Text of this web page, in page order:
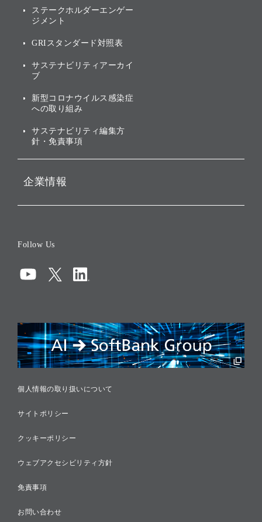
アニュアルレポート
株主・投資家情報（IR）に
サステナビリティの考え方
ガバナンス
投資先のサステナビリティ
ステークホルダーエンゲー
ジメント
GRIスタンダード対照表
サステナビリティアーカイ
ブ
新型コロナウイルス感染症
への取り組み
サステナビリティ編集方
針・免責事項
企業情報
コンプライアンス
リスクマネジメント
税務に対する取り組み
採用情報
Follow Us
個人情報の取り扱いについて
サイトポリシー
クッキーポリシー
ウェブアクセシビリティ方針
免責事項
お問い合わせ